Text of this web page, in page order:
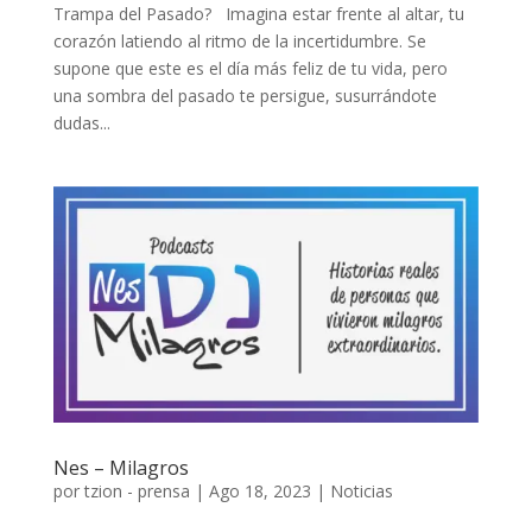
Trampa del Pasado? Imagina estar frente al altar, tu
corazón latiendo al ritmo de la incertidumbre. Se
supone que este es el día más feliz de tu vida, pero
una sombra del pasado te persigue, susurrándote
dudas...
Nes – Milagros
portzion - prensa | Ago 18, 2023 | Noticias